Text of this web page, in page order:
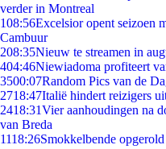
verder in Montreal
108:56Excelsior opent seizoen
Cambuur
208:35Nieuw te streamen in
404:46Niewiadoma profiteert
3500:07Random Pics van de
2718:47Italië hindert reizigers
2418:31Vier aanhoudingen na
van Breda
1118:26Smokkelbende